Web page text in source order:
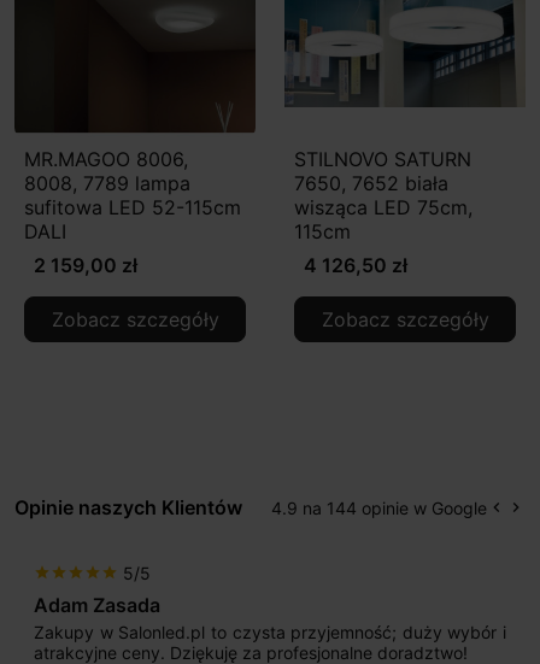
MR.MAGOO 8006,
8008, 7789 lampa
sufitowa LED 52-115cm
DALI
2 159,00 zł
Zobacz szczegóły
STILNOVO SATURN
7650, 7652 biała
wisząca LED 75cm,
115cm
4 126,50 zł
Zobacz szczegóły
Opinie naszych Klientów 4.9 na 144 opinie w Google keyboard_arrow_left keyboard_arrow_right
star star star star star 5/5
Adam Zasada
Zakupy w Salonled.pl to czysta przyjemność; duży wybór i
atrakcyjne ceny. Dziękuję za profesjonalne doradztwo!